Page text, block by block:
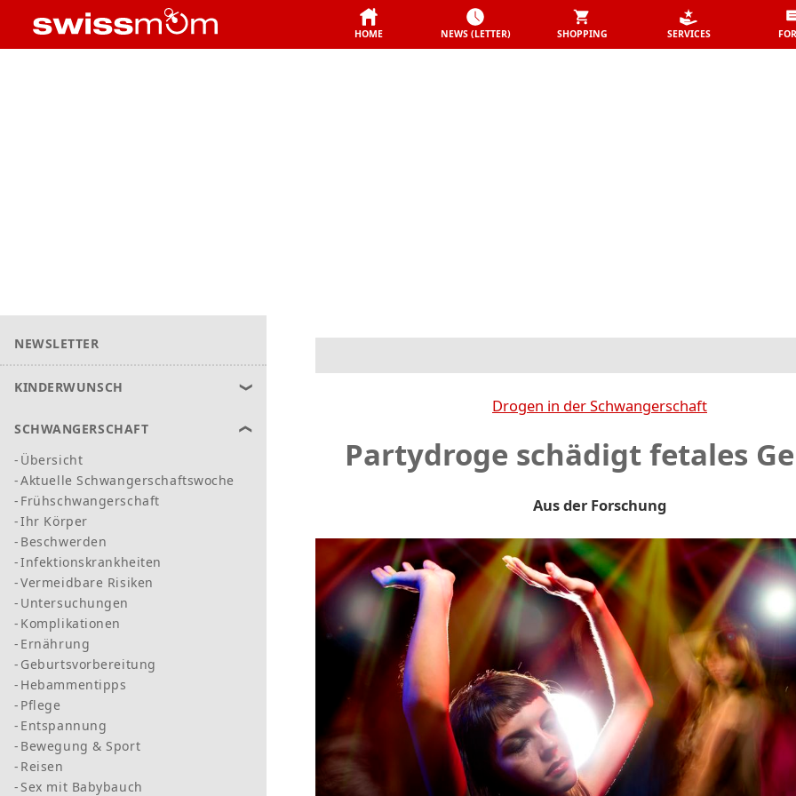
HOME NEWS (LETTER) SHOPPING SERVICES
NEWSLETTER
KINDERWUNSCH
SCHWANGERSCHAFT
Übersicht
Aktuelle Schwangerschaftswoche
Frühschwangerschaft
Ihr Körper
Beschwerden
Infektionskrankheiten
Vermeidbare Risiken
Untersuchungen
Komplikationen
Ernährung
Geburtsvorbereitung
Hebammentipps
Pflege
Entspannung
Bewegung & Sport
Reisen
Sex mit Babybauch
Drogen in der Schwangerschaft
Partydroge schädigt fetales
Aus der Forschung